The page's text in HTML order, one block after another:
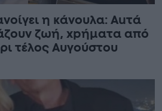
η κάνουλα: Αuτά
ζωή, xpήματα από
τέλος Αυγούστου